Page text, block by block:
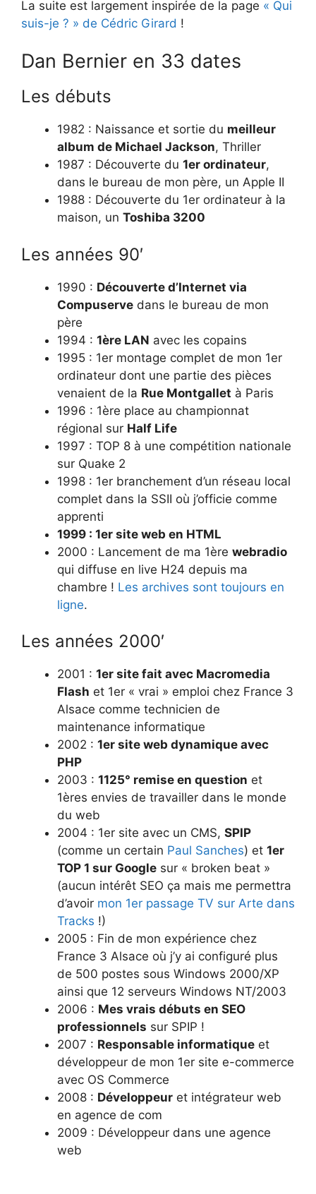
La suite est largement inspirée de la page « Qui
suis-je ? » de Cédric Girard !
Dan Bernier en 33 dates
Les débuts
1982 : Naissance et sortie du meilleur
album de Michael Jackson, Thriller
1987 : Découverte du 1er ordinateur,
dans le bureau de mon père, un Apple II
1988 : Découverte du 1er ordinateur à la
maison, un Toshiba 3200
Les années 90′
1990 : Découverte d’Internet via
Compuserve dans le bureau de mon
père
1994 : 1ère LAN avec les copains
1995 : 1er montage complet de mon 1er
ordinateur dont une partie des pièces
venaient de la Rue Montgallet à Paris
1996 : 1ère place au championnat
régional sur Half Life
1997 : TOP 8 à une compétition nationale
sur Quake 2
1998 : 1er branchement d’un réseau local
complet dans la SSII où j’officie comme
apprenti
1999 : 1er site web en HTML
2000 : Lancement de ma 1ère webradio
qui diffuse en live H24 depuis ma
chambre ! Les archives sont toujours en
ligne.
Les années 2000′
2001 : 1er site fait avec Macromedia
Flash et 1er « vrai » emploi chez France 3
Alsace comme technicien de
maintenance informatique
2002 : 1er site web dynamique avec
PHP
2003 : 1125° remise en question et
1ères envies de travailler dans le monde
du web
2004 : 1er site avec un CMS, SPIP
(comme un certain Paul Sanches) et 1er
TOP 1 sur Google sur « broken beat »
(aucun intérêt SEO ça mais me permettra
d’avoir mon 1er passage TV sur Arte dans
Tracks !)
2005 : Fin de mon expérience chez
France 3 Alsace où j’y ai configuré plus
de 500 postes sous Windows 2000/XP
ainsi que 12 serveurs Windows NT/2003
2006 : Mes vrais débuts en SEO
professionnels sur SPIP !
2007 : Responsable informatique et
développeur de mon 1er site e-commerce
avec OS Commerce
2008 : Développeur et intégrateur web
en agence de com
2009 : Développeur dans une agence
web